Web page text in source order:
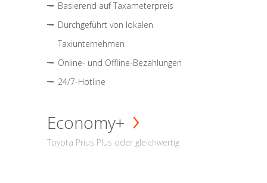
Basierend auf Taxameterpreis
Durchgeführt von lokalen
Taxiunternehmen
Online- und Offline-Bezahlungen
24/7-Hotline
Economy+
Toyota Prius Plus oder gleichwertig